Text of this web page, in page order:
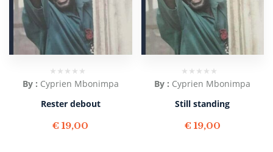
By : Cyprien Mbonimpa
Rester debout
€ 19,00
By : Cyprien Mbonimpa
Still standing
€ 19,00